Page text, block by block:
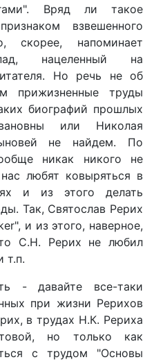
Вряд ли такое
взвешенного
скорее, напоминает
нацеленный на
Но речь не об
прижизненные труды
биографий прошлых
или Николая
не найдем. По
никак никого не
любят ковыряться в
и из этого делать
Так, Святослав Рерих
и из этого, наверное,
С.Н. Рерих не любил
и т.п.
- давайте все-таки
при жизни Рерихов
в трудах Н.К. Рериха
но только как
с трудом "Основы